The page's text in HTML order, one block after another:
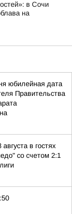
в Сочи
на
юбилейная дата
Правительства
в гостях
со счетом 2:1